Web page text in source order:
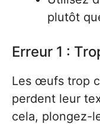
plutôt
Erreur 1 :
Les œufs trop
perdent leur
cela, plongez-